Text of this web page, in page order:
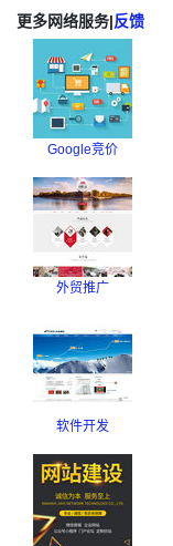
更多网络服务|反馈
Google竞价
外贸推广
软件开发